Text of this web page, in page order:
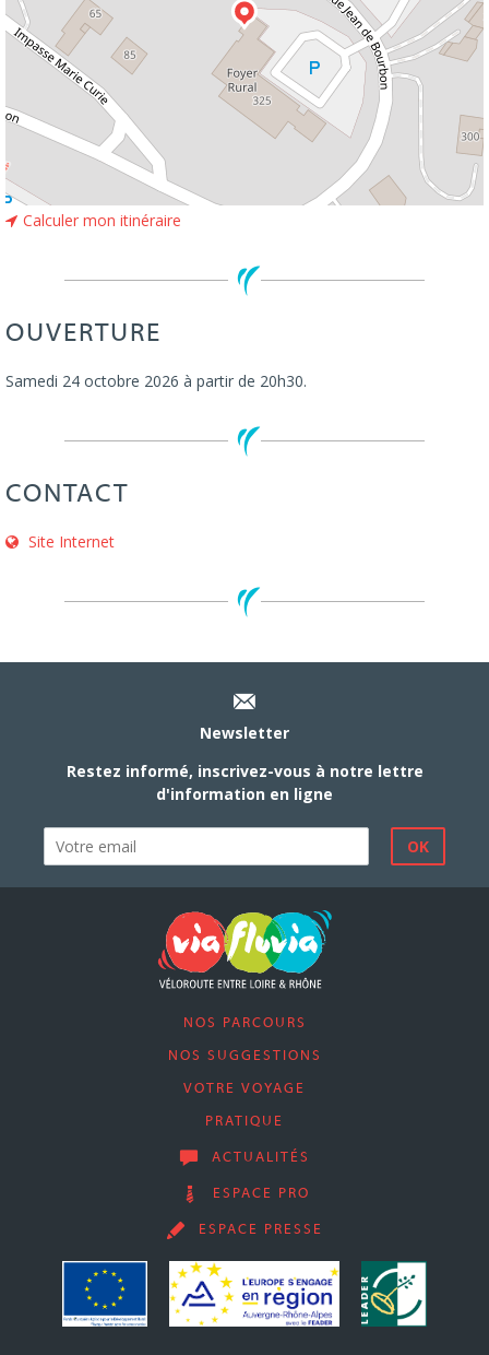
Calculer mon itinéraire
OUVERTURE
Samedi 24 octobre 2026 à partir de 20h30.
CONTACT
Site Internet
Newsletter
Restez informé, inscrivez-vous à notre lettre
d'information en ligne
NOS PARCOURS
NOS SUGGESTIONS
VOTRE VOYAGE
PRATIQUE
ACTUALITÉS
ESPACE PRO
ESPACE PRESSE